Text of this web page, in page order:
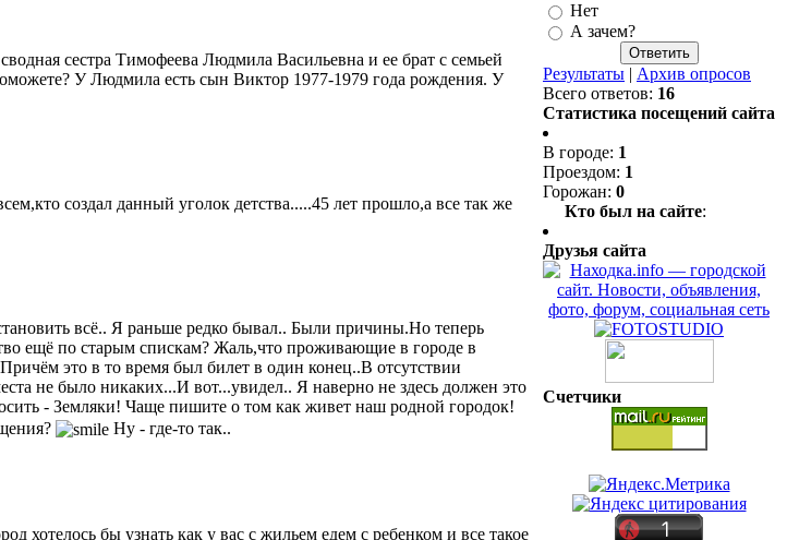
сестра Тимофеева Людмила Васильевна и ее брат с семьей
У Людмила есть сын Виктор 1977-1979 года рождения. У
создал данный уголок детства.....45 лет прошло,а все так же
всё.. Я раньше редко бывал.. Были причины.Но теперь
ещё по старым спискам? Жаль,что проживающие в городе в
это в то время был билет в один конец..В отсутствии
не было никаких...И вот...увидел.. Я наверно не здесь должен это
- Земляки! Чаще пишите о том как живет наш родной городок!
Ну - где-то так..
хотелось бы узнать как у вас с жильем едем с ребенком и все такое
Нет
А зачем?
Результаты | Архив опросов
Всего ответов: 16
Статистика посещений сайта
В городе: 1
Проездом: 1
Горожан: 0
Кто был на сайте:
Друзья сайта
Счетчики